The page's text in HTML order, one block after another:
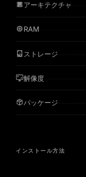
アーキテクチャ
RAM
ストレージ
解像度
パッケージ
インストール方法